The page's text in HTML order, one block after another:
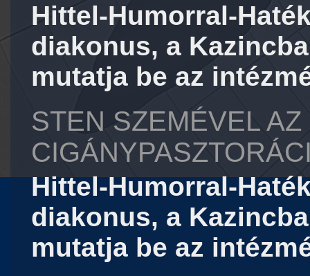
Hittel-Humorral-
diakonus, a
mutatja be az
STEN SZEMÉVEL
Hittel-Humorral-
diakonus, a
mutatja be az